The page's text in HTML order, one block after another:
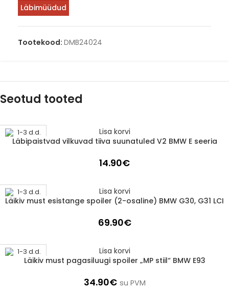
Läbimüüdud
Tootekood: DMB24024
Seotud tooted
1-3 d.d.
Lisa korvi
Läbipaistvad vilkuvad tiiva suunatuled V2 BMW E seeria
14.90€
1-3 d.d.
Lisa korvi
Läikiv must esistange spoiler (2-osaline) BMW G30, G31 LCI
69.90€
1-3 d.d.
Lisa korvi
Läikiv must pagasiluugi spoiler „MP stiil“ BMW E93
34.90€ su PVM